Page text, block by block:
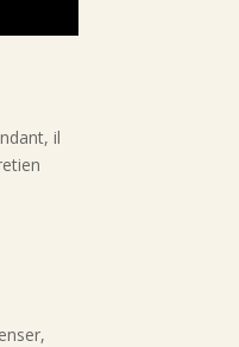
il